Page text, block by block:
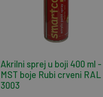
Akrilni sprej u boji 400 ml -
MST boje Rubi crveni RAL
3003